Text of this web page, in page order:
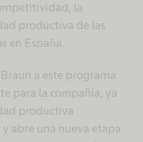
la
productiva de las
en España.
a este programa
para la compañía, ya
productiva
abre una nueva etapa